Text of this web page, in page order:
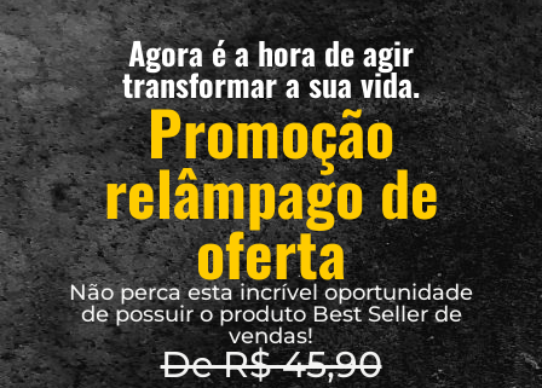
Agora é a hora de agir
transformar a sua vida.
Promoção
relâmpago de
oferta
Não perca esta incrível oportunidade
de possuir o produto Best Seller de
vendas!
De R$ 45,90